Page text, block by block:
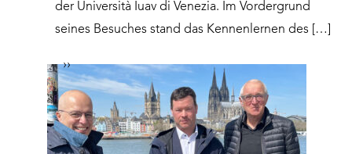
der Università Iuav di Venezia. Im Vordergrund
seines Besuches stand das Kennenlernen des […]
››